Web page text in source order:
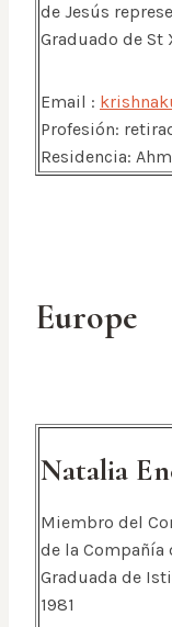
de Jesús
Graduado de St
Email :
Profesión:
Residencia:
Europe
Natalia
Miembro del
de la Compañía
Graduada de
1981